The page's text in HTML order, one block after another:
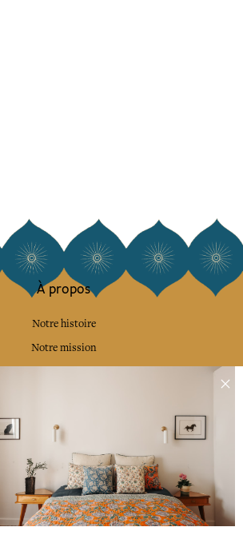
À propos
Notre histoire
Notre mission
Presse
Collections
Déco & Linge de maison
Linge de table
Sacs & pochettes